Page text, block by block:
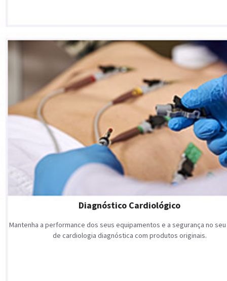
Diagnóstico Cardiológico
Mantenha a performance dos seus equipamentos e a segurança no
de cardiologia diagnóstica com produtos originais.